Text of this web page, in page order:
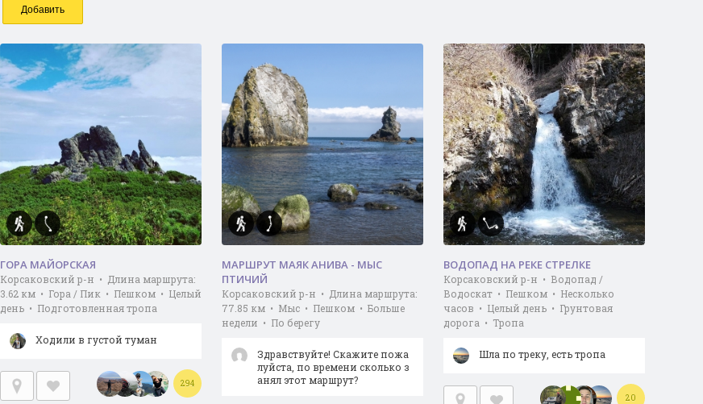
Добавить
ГОРА МАЙОРСКАЯ
Корсаковский р-н • Длина маршрута:
3.62 км • Гора / Пик • Пешком • Целый
день • Подготовленная тропа
Ходили в густой туман
294
МАРШРУТ МАЯК АНИВА - МЫС
ПТИЧИЙ
Корсаковский р-н • Длина маршрута:
77.85 км • Мыс • Пешком • Больше
недели • По берегу
Здравствуйте! Скажите пожа
луйста, по времени сколько з
анял этот маршрут?
ВОДОПАД НА РЕКЕ СТРЕЛКЕ
Корсаковский р-н • Водопад /
Водоскат • Пешком • Несколько
часов • Целый день • Грунтовая
дорога • Тропа
Шла по треку, есть тропа
20